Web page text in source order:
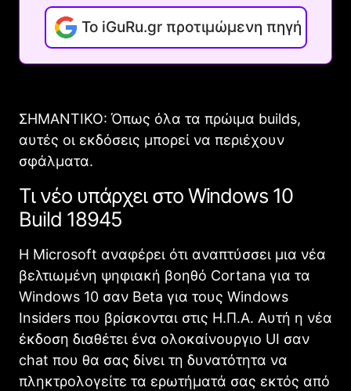
Το iGuRu.gr προτιμώμενη πηγή
ΣΗΜΑΝΤΙΚΟ: Όπως όλα τα πρώιμα builds,
αυτές οι εκδόσεις μπορεί να περιέχουν
σφάλματα.
Τι νέο υπάρχει στο Windows 10
Build 18945
Η Microsoft αναφέρει ότι αναπτύσσει μια νέα
βελτιωμένη ψηφιακή βοηθό Cortana για τα
Windows 10 σαν Beta για τους Windows
Insiders που βρίσκονται στις Η.Π.Α. Αυτή η νέα
έκδοση διαθέτει ένα ολοκαίνουργιο UI σαν
chat που θα σας δίνει τη δυνατότητα να
πληκτρολογείτε τα ερωτήματά σας εκτός από